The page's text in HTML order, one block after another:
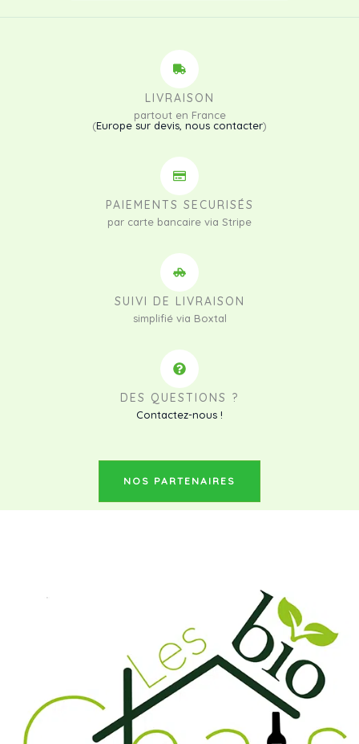
LIVRAISON
partout en France
(Europe sur devis, nous contacter)
PAIEMENTS SECURISÉS
par carte bancaire via Stripe
SUIVI DE LIVRAISON
simplifié via Boxtal
DES QUESTIONS ?
Contactez-nous !
NOS PARTENAIRES